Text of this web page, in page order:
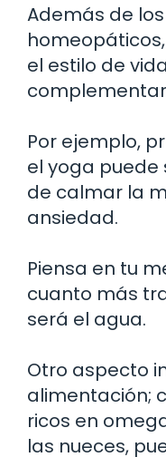
Además de
el estilo de
Por ejemplo,
el yoga puede
de calmar la
ansiedad.
Piensa en tu
cuanto más
será el agua.
Otro aspecto
alimentación;
ricos en
las nueces,